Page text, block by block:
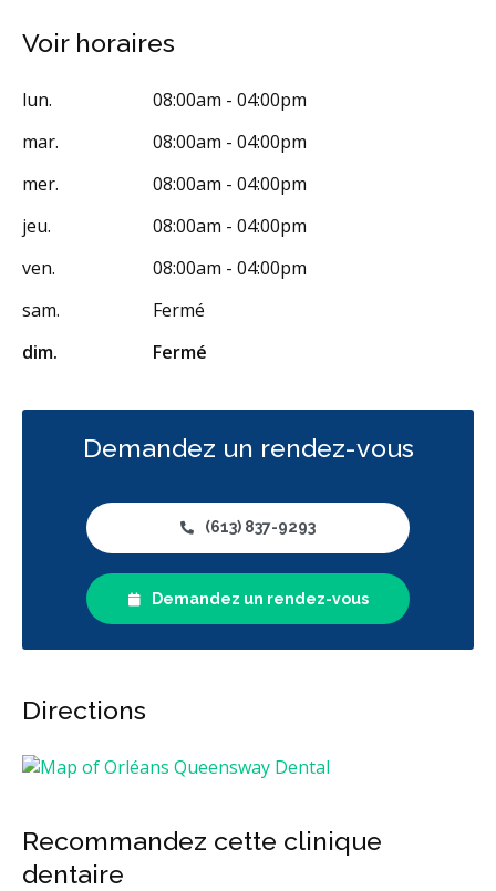
Prévention des maladies des gencives
Traitement des maladies des gencives - non chirurgical
Examens buccaux
Nettoyages dentaires
Ponts
Couronnes
Obturations
Reconstruction complète de la bouche
Gestion de l'anxiété dentaire
Appareils dentaires
Soins dentaires pour enfants
Prothèses dentaires
Diagnostique
Hygiène préventive et nettoyages
Réparateur
Voir horaires
lun.
08:00am - 04:00pm
mar.
08:00am - 04:00pm
mer.
08:00am - 04:00pm
jeu.
08:00am - 04:00pm
ven.
08:00am - 04:00pm
sam.
Fermé
dim.
Fermé
Demandez un rendez-vous
(613) 837-9293
Demandez un rendez-vous
Directions
Recommandez cette clinique
dentaire